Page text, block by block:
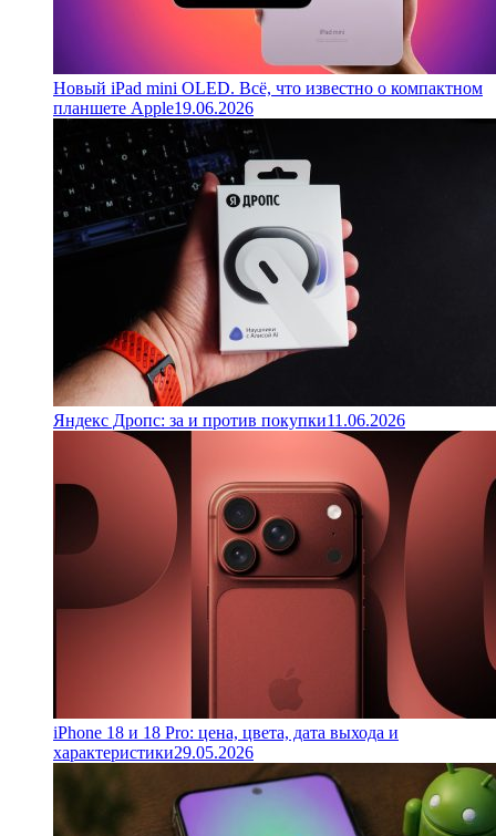
Новый iPad mini OLED. Всё, что известно о компактном
планшете Apple19.06.2026
Яндекс Дропс: за и против покупки11.06.2026
iPhone 18 и 18 Pro: цена, цвета, дата выхода и
характеристики29.05.2026